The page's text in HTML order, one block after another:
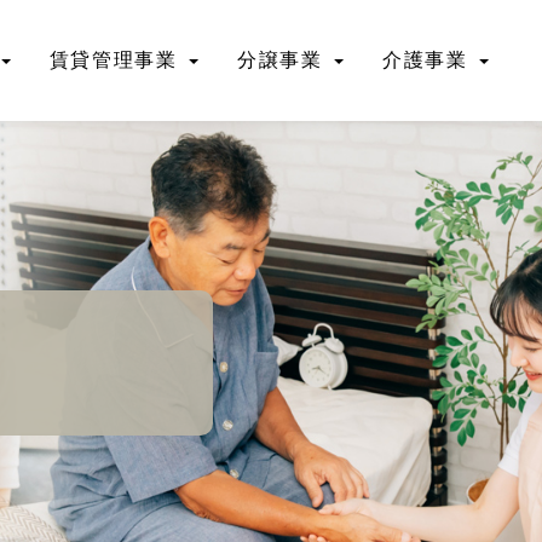
賃貸管理事業 分譲事業 介護事業